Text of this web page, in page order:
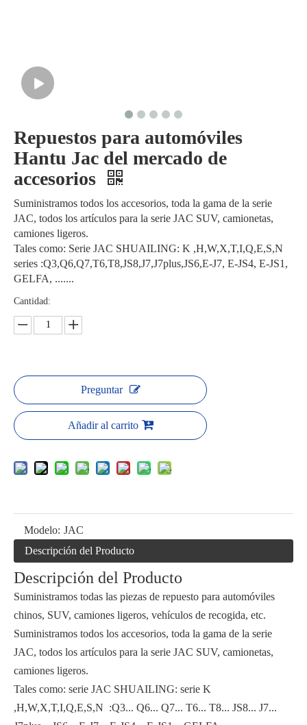
Repuestos para automóviles
Hantu Jac del mercado de
accesorios
Suministramos todos los accesorios, toda la gama de la serie
JAC, todos los artículos para la serie JAC SUV, camionetas,
camiones ligeros.
Tales como: Serie JAC SHUAILING: K ,H,W,X,T,I,Q,E,S,N
series :Q3,Q6,Q7,T6,T8,JS8,J7,J7plus,JS6,E-J7, E-JS4, E-JS1,
GELFA, .......
Cantidad:
Preguntar
Añadir al carrito
Modelo: JAC
Descripción del Producto
Descripción del Producto
Suministramos todas las piezas de repuesto para automóviles
chinos, SUV, camiones ligeros, vehículos de recogida, etc.
Suministramos todos los accesorios, toda la gama de la serie
JAC, todos los artículos para la serie JAC SUV, camionetas,
camiones ligeros.
Tales como: serie JAC SHUAILING: serie K
,H,W,X,T,I,Q,E,S,N :Q3... Q6... Q7... T6... T8... JS8... J7...